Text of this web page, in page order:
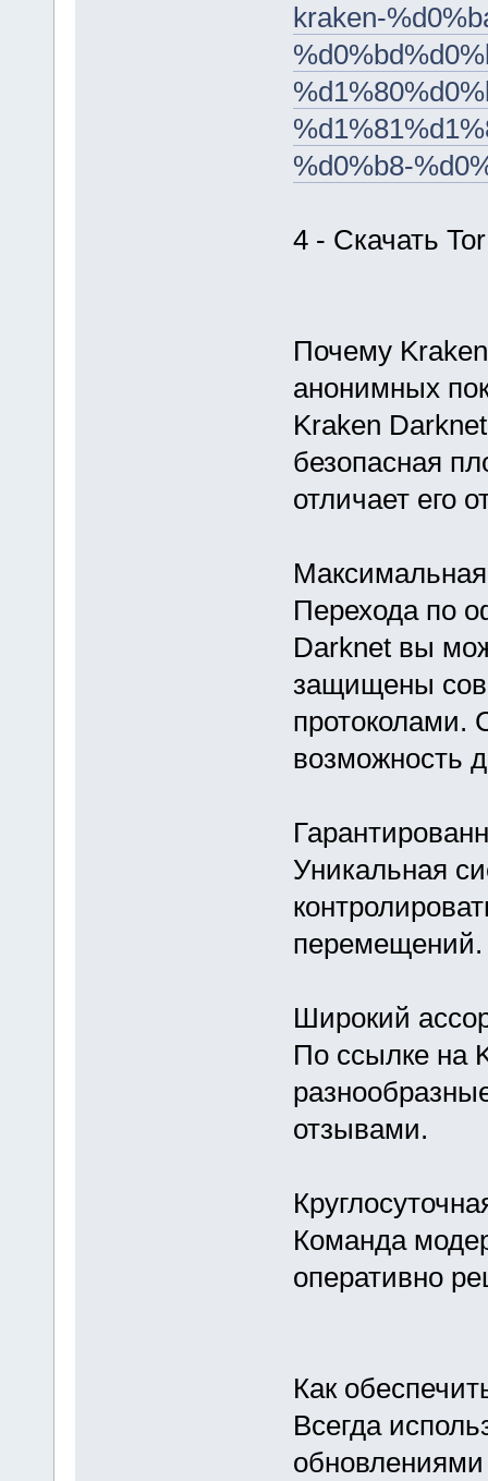
kraken-
%d0%b8-
4 - Скачать
Почему
анонимных
Kraken
безопасная
отличает его
Перехода по
Darknet вы
защищены
протоколами.
возможность
Уникальная
перемещений.
Широкий
По ссылке на
отзывами.
Команда
оперативно
Как
Всегда